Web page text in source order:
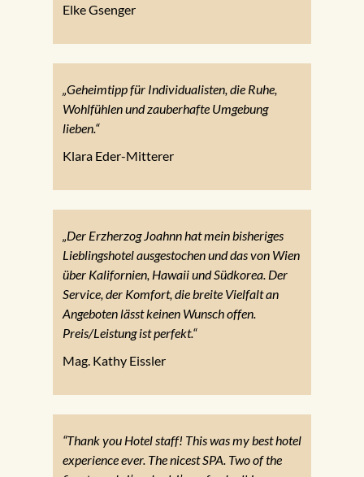
Elke Gsenger
„Geheimtipp für Individualisten, die Ruhe,
Wohlfühlen und zauberhafte Umgebung
lieben.“
Klara Eder-Mitterer
„Der Erzherzog Joahnn hat mein bisheriges
Lieblingshotel ausgestochen und das von Wien
über Kalifornien, Hawaii und Südkorea. Der
Service, der Komfort, die breite Vielfalt an
Angeboten lässt keinen Wunsch offen.
Preis/Leistung ist perfekt.“
Mag. Kathy Eissler
“Thank you Hotel staff! This was my best hotel
experience ever. The nicest SPA. Two of the